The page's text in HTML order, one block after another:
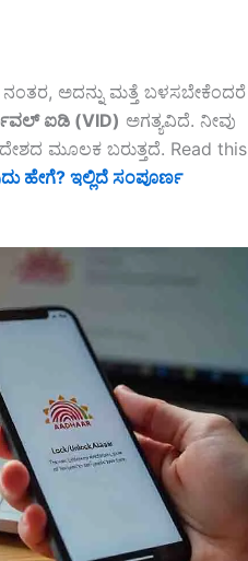
ಅದನ್ನು ಮತ್ತೆ ಬಳಸಬೇಕೆಂದರೆ
ಐಡಿ (VID) ಅಗತ್ಯವಿದೆ. ನೀವು
ಮೂಲಕ ಬರುತ್ತದೆ. Read this
ಹೇಗೆ? ಇಲ್ಲಿದೆ ಸಂಪೂರ್ಣ